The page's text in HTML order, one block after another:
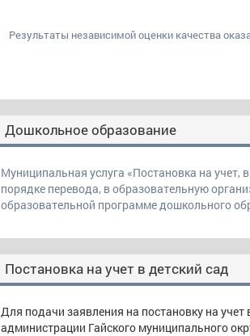
Результаты независимой оценки качества
Дошкольное образование
Муниципальная услуга «Постановка на
порядке перевода, в образовательную
образовательной программе дошкольного
Постановка на учет в детский сад
Для подачи заявления на постановку на
администрации Гайского муниципального